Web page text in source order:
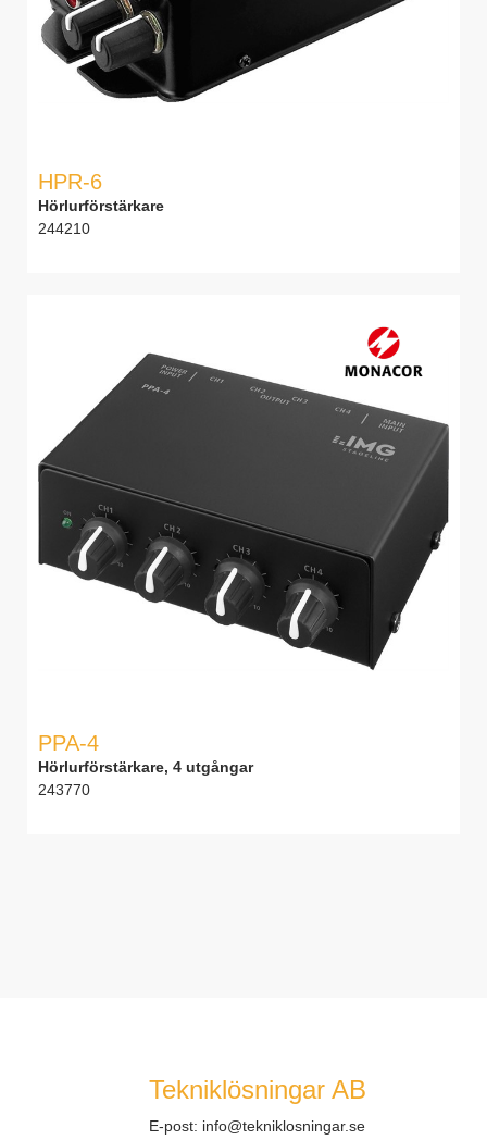
HPR-6
Hörlurförstärkare
244210
PPA-4
Hörlurförstärkare, 4 utgångar
243770
Tekniklösningar AB
E-post: info@tekniklosningar.se